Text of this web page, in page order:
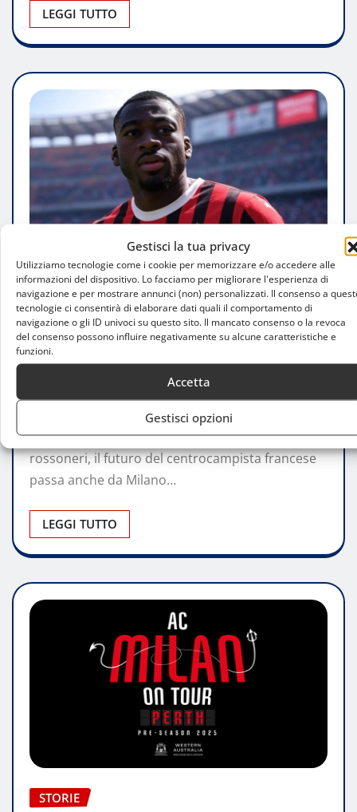
Gestisci la tua privacy
Utilizziamo tecnologie come i cookie per memorizzare e/o accedere alle
informazioni del dispositivo. Lo facciamo per migliorare l'esperienza di
navigazione e per mostrare annunci (non) personalizzati. Il consenso a
tecnologie ci consentirà di elaborare dati quali il comportamento di
navigazione o gli ID univoci su questo sito. Il mancato consenso o la revoca
del consenso possono influire negativamente su alcune caratteristiche e
funzioni.
Accetta
Gestisci opzioni
LEGGI TUTTO
PERSONAGGI
Fofana dice sì al Fenerbahçe, ma il Milan
resta sullo sfondo
Luca Talotta Gen 2, 2026 0
Tra accordo con il club turco e contatti con i
rossoneri, il futuro del centrocampista francese
passa anche da Milano…
LEGGI TUTTO
STORIE